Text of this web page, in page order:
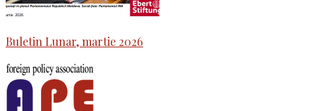
Buletin Lunar, martie 2026